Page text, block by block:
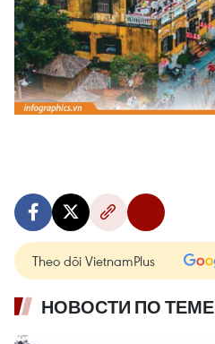
Theo dõi VietnamPlus
НОВОСТИ ПО ТЕМЕ